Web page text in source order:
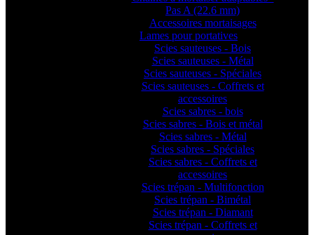
Pas A (22.6 mm)
Accessoires mortaisages
Lames pour portatives
Scies sauteuses - Bois
Scies sauteuses - Métal
Scies sauteuses - Spéciales
Scies sauteuses - Coffrets et
accessoires
Scies sabres - bois
Scies sabres - Bois et métal
Scies sabres - Métal
Scies sabres - Spéciales
Scies sabres - Coffrets et
accessoires
Scies trépan - Multifonction
Scies trépan - Bimétal
Scies trépan - Diamant
Scies trépan - Coffrets et